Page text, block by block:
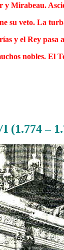
y Mirabeau.
su veto. La
y el Rey
nobles.
(1.774 –